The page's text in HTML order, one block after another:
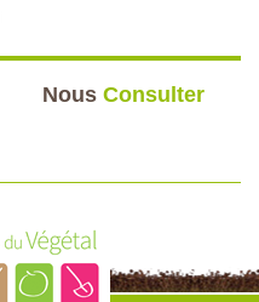
Nous Consulter